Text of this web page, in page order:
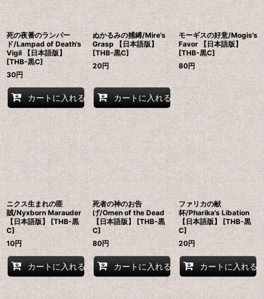
死の夜番のランパー
ド/Lampad of Death's
Vigil 【日本語版】
[THB-黒C]
30円
カートに入れる
ぬかるみの捕縛/Mire's
Grasp 【日本語版】
[THB-黒C]
20円
カートに入れる
モーギスの好意/Mogis's
Favor 【日本語版】
[THB-黒C]
80円
ニクス生まれの匪
賊/Nyxborn Marauder
【日本語版】 [THB-黒
C]
10円
カートに入れる
死者の神のお告
げ/Omen of the Dead
【日本語版】 [THB-黒
C]
80円
カートに入れる
ファリカの献
杯/Pharika's Libation
【日本語版】 [THB-黒
C]
20円
カートに入れる